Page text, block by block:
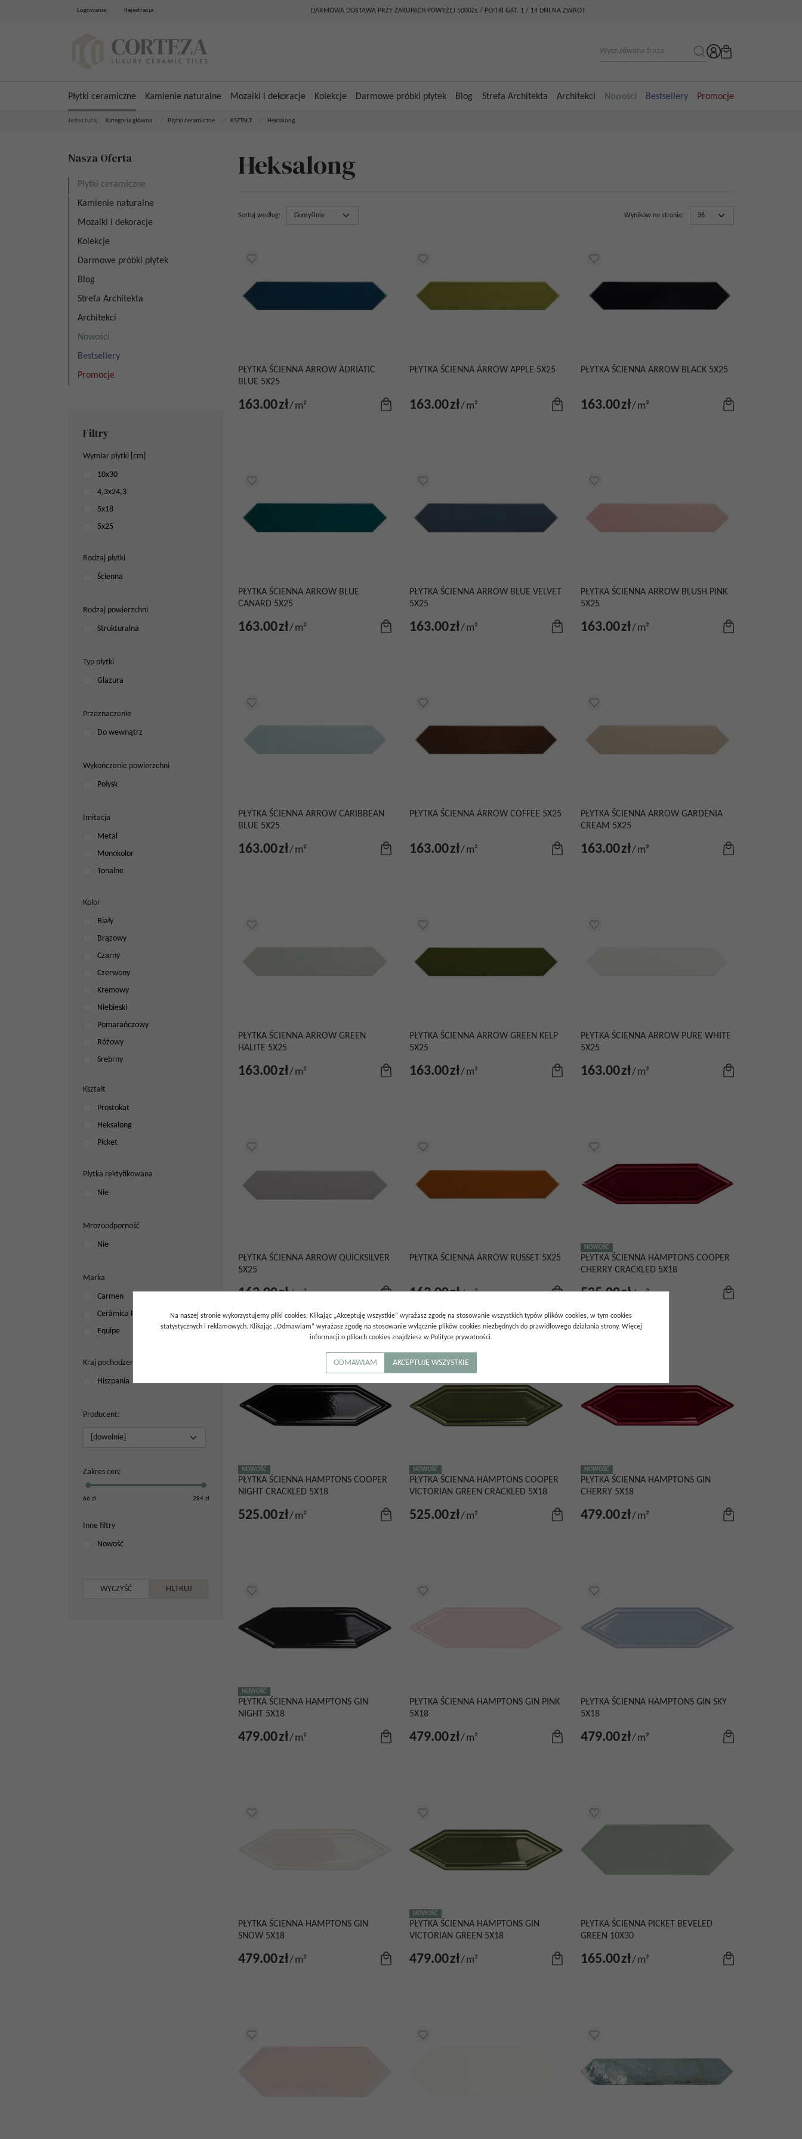
Logowanie Rejestracja DARMOWA DOSTAWA PRZY ZAKUPACH POWYŻEJ 5000ZŁ / PŁYTKI GAT. 1 / 14 DNI NA ZWROT
Płytki ceramiczne Kamienie naturalne Mozaiki i dekoracje Kolekcje Darmowe próbki płytek Blog Strefa Architekta Architekci Nowości Bestsellery Promocje
Jesteś tutaj: Kategoria główna Płytki ceramiczne KSZTAŁT Heksalong
Heksalong
Sortuj według: Wyników na stronie:
PŁYTKA ŚCIENNA ARROW ADRIATIC
BLUE 5X25
163.00zł/ m²
PŁYTKA ŚCIENNA ARROW APPLE 5X25
163.00zł/ m²
PŁYTKA ŚCIENNA ARROW BLACK 5X25
163.00zł/ m²
PŁYTKA ŚCIENNA ARROW BLUE
CANARD 5X25
163.00zł/ m²
PŁYTKA ŚCIENNA ARROW BLUE VELVET
5X25
163.00zł/ m²
PŁYTKA ŚCIENNA ARROW BLUSH PINK
5X25
163.00zł/ m²
PŁYTKA ŚCIENNA ARROW CARIBBEAN
BLUE 5X25
163.00zł/ m²
PŁYTKA ŚCIENNA ARROW COFFEE 5X25
163.00zł/ m²
PŁYTKA ŚCIENNA ARROW GARDENIA
CREAM 5X25
163.00zł/ m²
PŁYTKA ŚCIENNA ARROW GREEN
HALITE 5X25
163.00zł/ m²
PŁYTKA ŚCIENNA ARROW GREEN KELP
5X25
163.00zł/ m²
PŁYTKA ŚCIENNA ARROW PURE WHITE
5X25
163.00zł/ m²
PŁYTKA ŚCIENNA ARROW QUICKSILVER
5X25
163.00zł/m²
PŁYTKA ŚCIENNA ARROW RUSSET 5X25
163.00zł/m²
NOWOŚĆ
PŁYTKA ŚCIENNA HAMPTONS COOPER
CHERRY CRACKLED 5X18
525.00zł/m²
NOWOŚĆ
PŁYTKA ŚCIENNA HAMPTONS COOPER
NIGHT CRACKLED 5X18
525.00zł/ m²
NOWOŚĆ
PŁYTKA ŚCIENNA HAMPTONS COOPER
VICTORIAN GREEN CRACKLED 5X18
525.00zł/ m²
NOWOŚĆ
PŁYTKA ŚCIENNA HAMPTONS GIN
CHERRY 5X18
479.00zł/ m²
NOWOŚĆ
PŁYTKA ŚCIENNA HAMPTONS GIN
NIGHT 5X18
479.00zł/ m²
PŁYTKA ŚCIENNA HAMPTONS GIN PINK
5X18
479.00zł/ m²
PŁYTKA ŚCIENNA HAMPTONS GIN SKY
5X18
479.00zł/ m²
PŁYTKA ŚCIENNA HAMPTONS GIN
SNOW 5X18
479.00zł/ m²
NOWOŚĆ
PŁYTKA ŚCIENNA HAMPTONS GIN
VICTORIAN GREEN 5X18
479.00zł/ m²
PŁYTKA ŚCIENNA PICKET BEVELED
GREEN 10X30
165.00zł/ m²
Nasza Oferta
Płytki ceramiczne
Kamienie naturalne
Mozaiki i dekoracje
Kolekcje
Darmowe próbki płytek
Blog
Strefa Architekta
Architekci
Nowości
Bestsellery
Promocje
Filtry
Wymiar płytki [cm]
10x30
4,3x24,3
5x18
5x25
Rodzaj płytki
Ścienna
Rodzaj powierzchni
Strukturalna
Typ płytki
Glazura
Przeznaczenie
Do wewnątrz
Wykończenie powierzchni
Połysk
Imitacja
Metal
Monokolor
Tonalne
Kolor
Biały
Brązowy
Czarny
Czerwony
Kremowy
Niebieski
Pomarańczowy
Różowy
Srebrny
Kształt
Prostokąt
Heksalong
Picket
Płytka rektyfikowana
Nie
Mrozoodporność
Nie
Marka
Carmen
Cerámica Ribesalbes
Equipe
Kraj pochodzenia
Hiszpania
Producent:
Zakres cen:
66 zł 284 zł
Inne filtry
Nowość
Na naszej stronie wykorzystujemy pliki cookies. Klikając „Akceptuję wszystkie” wyrażasz zgodę na stosowanie wszystkich typów plików cookies, w tym cookies
statystycznych i reklamowych. Klikając „Odmawiam” wyrażasz zgodę na stosowanie wyłącznie plików cookies niezbędnych do prawidłowego działania strony. Więcej
informacji o plikach cookies znajdziesz w Polityce prywatności.
ODMAWIAM AKCEPTUJĘ WSZYSTKIE